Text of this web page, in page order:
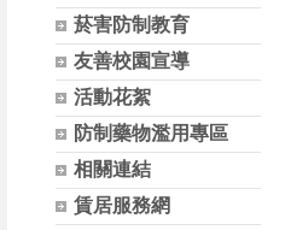
菸害防制教育
友善校園宣導
活動花絮
防制藥物濫用專區
相關連結
賃居服務網